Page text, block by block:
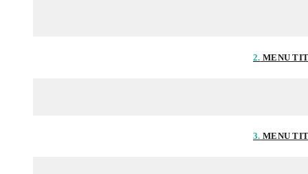
2. MENU
3. MENU